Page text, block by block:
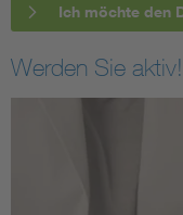
Ich möchte den
Werden Sie aktiv!